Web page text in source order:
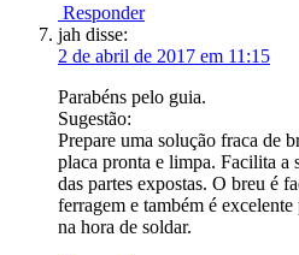
Responder
jah disse:
2 de abril de 2017 em 11:15
Parabéns pelo guia.
Sugestão:
Prepare uma solução fraca de
placa pronta e limpa. Facilita a
das partes expostas. O breu é
ferragem e também é
na hora de soldar.